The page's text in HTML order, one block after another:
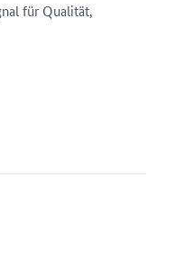
für Qualität,